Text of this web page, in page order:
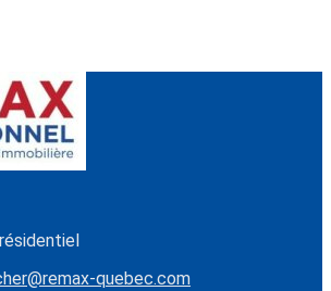
quebec.com